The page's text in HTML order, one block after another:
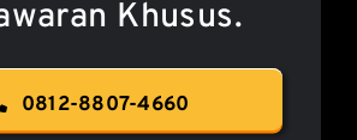
Khusus.
0812-8807-4660